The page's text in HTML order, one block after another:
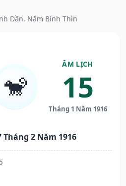
Dần, Năm Bính Thìn
🐒
ÂM LỊCH
15
Tháng 1 Năm 1916
2 Năm 1916